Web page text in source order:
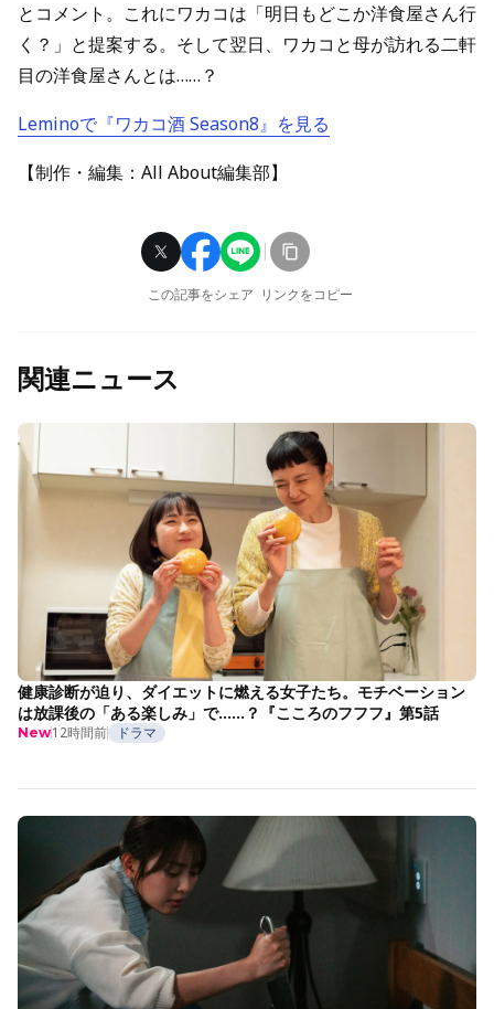
とコメント。これにワカコは「明日もどこか洋食屋さん行
く？」と提案する。そして翌日、ワカコと母が訪れる二軒
目の洋食屋さんとは……？
Leminoで『ワカコ酒 Season8』を見る
【制作・編集：All About編集部】
この記事をシェア リンクをコピー
関連ニュース
健康診断が迫り、ダイエットに燃える女子たち。モチベーション
は放課後の「ある楽しみ」で……？『こころのフフフ』第5話
New12時間前 ドラマ